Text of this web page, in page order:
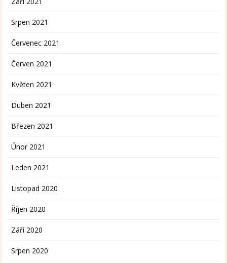
Srpen 2021
Červenec 2021
Červen 2021
Květen 2021
Duben 2021
Březen 2021
Únor 2021
Leden 2021
Listopad 2020
Říjen 2020
Září 2020
Srpen 2020